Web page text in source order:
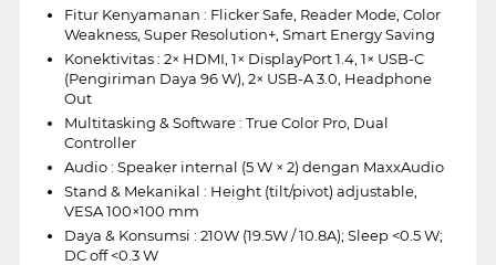
Fitur Kenyamanan : Flicker Safe, Reader Mode, Color
Weakness, Super Resolution+, Smart Energy Saving
Konektivitas : 2× HDMI, 1× DisplayPort 1.4, 1× USB-C
(Pengiriman Daya 96 W), 2× USB-A 3.0, Headphone
Out
Multitasking & Software : True Color Pro, Dual
Controller
Audio : Speaker internal (5 W × 2) dengan MaxxAudio
Stand & Mekanikal : Height (tilt/pivot) adjustable,
VESA 100×100 mm
Daya & Konsumsi : 210W (19.5W / 10.8A); Sleep <0.5 W;
DC off <0.3 W